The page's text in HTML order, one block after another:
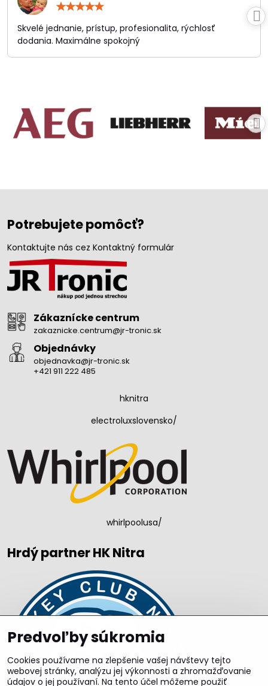
/
5
Skvelé jednanie, prístup, profesionalita, rýchlosť
dodania. Maximálne spokojný
Potrebujete pomôcť?
Kontaktujte nás cez Kontaktný formulár
Zákaznícke centrum
zakaznicke.centrum@jr-tronic.sk
Objednávky
objednavka@jr-tronic.sk
+421 911 222 485
hknitra
electroluxslovensko/
whirlpoolusa/
Hrdý partner HK Nitra
Predvoľby súkromia
Cookies používame na zlepšenie vašej návštevy tejto
webovej stránky, analýzu jej výkonnosti a zhromažďovanie
údajov o jej používaní. Na tento účel môžeme použiť